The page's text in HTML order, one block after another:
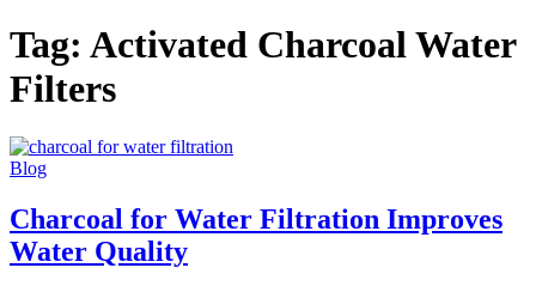
Tag: Activated Charcoal Water
Filters
Blog
Charcoal for Water Filtration Improves
Water Quality